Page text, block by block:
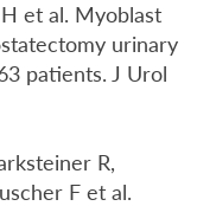
et al. Myoblast
urinary
patients. J Urol
R,
F et al.